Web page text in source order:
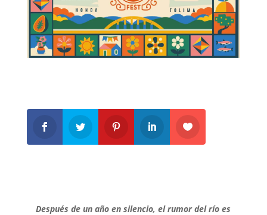
Después de un ​a​ño en silencio, el r​u​mor del río es